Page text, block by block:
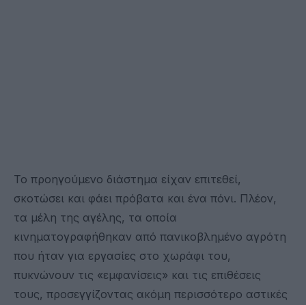
Το προηγούμενο διάστημα είχαν επιτεθεί,
σκοτώσει και φάει πρόβατα και ένα πόνι. Πλέον,
τα μέλη της αγέλης, τα οποία
κινηματογραφήθηκαν από πανικοβλημένο αγρότη
που ήταν για εργασίες στο χωράφι του,
πυκνώνουν τις «εμφανίσεις» και τις επιθέσεις
τους, προσεγγίζοντας ακόμη περισσότερο αστικές